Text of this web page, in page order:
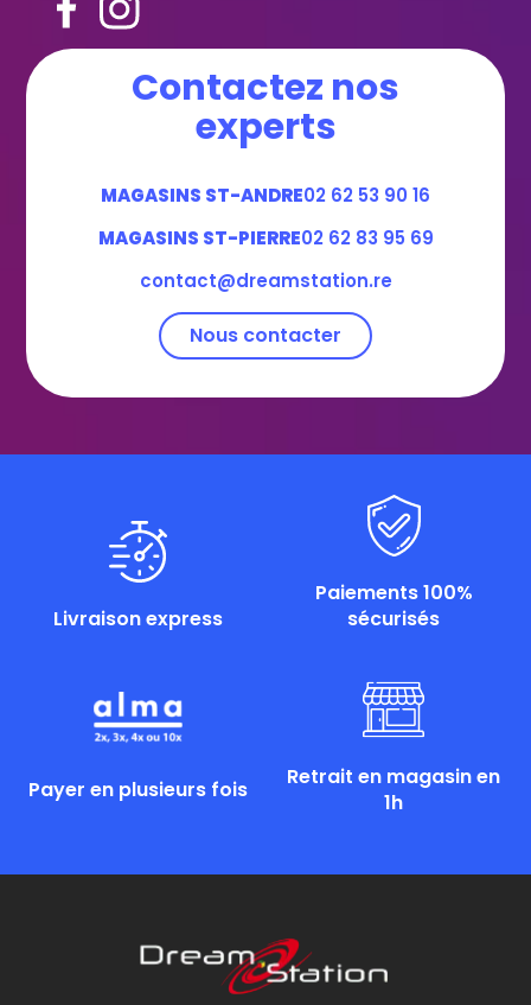
Contactez nos
experts
MAGASINS ST-ANDRE02 62 53 90 16
MAGASINS ST-PIERRE02 62 83 95 69
contact@dreamstation.re
Nous contacter
Livraison express
Paiements 100%
sécurisés
Payer en plusieurs fois
Retrait en magasin en
1h